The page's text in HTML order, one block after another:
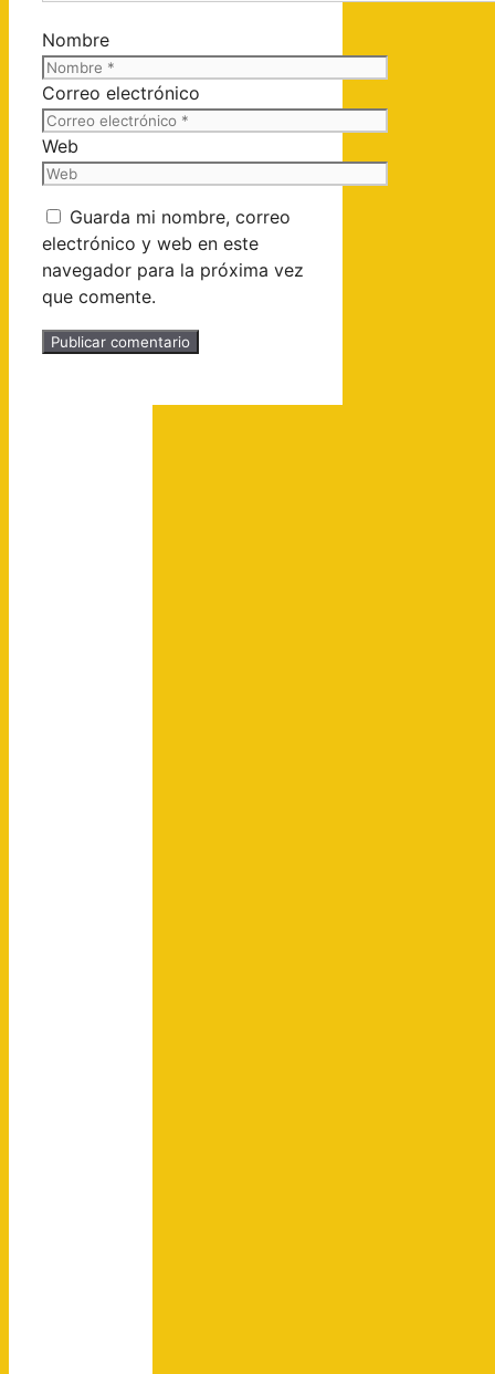
Nombre
Correo electrónico
Web
Guarda mi nombre, correo
electrónico y web en este
navegador para la próxima vez
que comente.